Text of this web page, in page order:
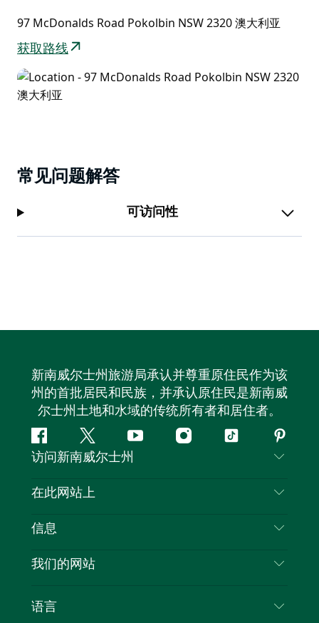
订。
97 McDonalds Road Pokolbin NSW 2320 澳大利亚
获取路线
常见问题解答
可访问性
新南威尔士州旅游局承认并尊重原住民作为该
州的首批居民和民族，并承认原住民是新南威
尔士州土地和水域的传统所有者和居住者。
Facebook叽
叽
喳
YouTubeInstagram
抖
访问新南威尔士州
联系我们
隐私
Cookie 通知
在此网站上
目的地
新南威尔士州公路旅行
活动
信息
旅行信息
新南威尔士州的商业
我们的网站
语言